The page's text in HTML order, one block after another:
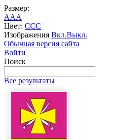
Размер:
AAA
Цвет: CCC
Изображения Вкл.Выкл.
Обычная версия сайта
Войти
Поиск
Все результаты